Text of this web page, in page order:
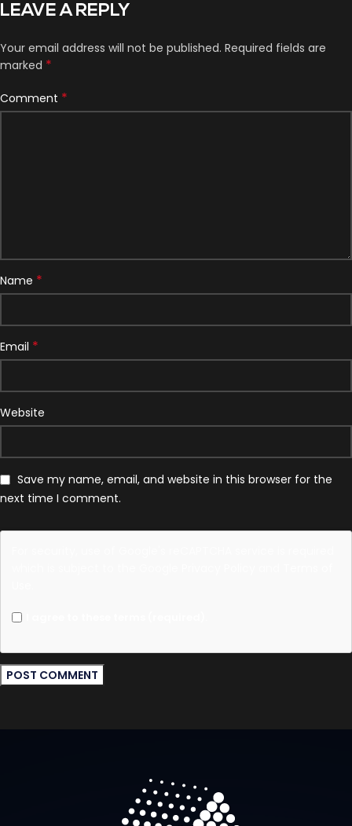
LEAVE A REPLY
Your email address will not be published. Required fields are
marked *
Comment *
Name *
Email *
Website
Save my name, email, and website in this browser for the
next time I comment.